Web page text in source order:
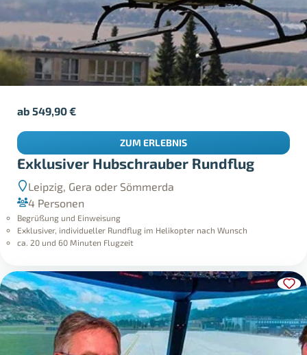
Exklusiver Hubschrauber Rundflug
Leipzig, Gera oder Sömmerda
4 Personen
Begrüßung und Einweisung
Exklusiver, individueller Rundflug im Helikopter nach Wunsch
ca. 20 und 60 Minuten Flugzeit
ab549,90€
ZUM ERLEBNIS